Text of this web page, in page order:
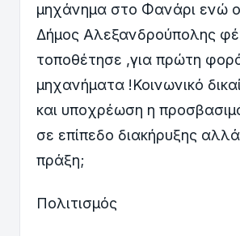
μηχάνημα στο Φανάρι ενώ ο
Δήμος Αλεξανδρούπολης
τοποθέτησε ,για πρώτη
μηχανήματα !Κοινωνικό
και υποχρέωση η
σε επίπεδο διακήρυξης
πράξη;
Πολιτισμός